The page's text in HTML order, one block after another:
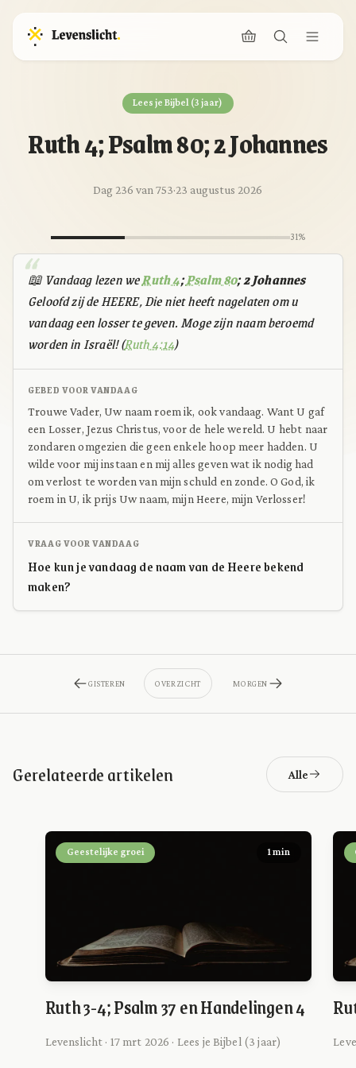
Lees je Bijbel (3 jaar)
Ruth 4; Psalm 80; 2 Johannes
Dag 236 van 753·23 augustus 2026
31%
📖 Vandaag lezen weRuth 4;Psalm 80; 2 Johannes
Geloofd zij de HEERE, Die niet heeft nagelaten om u
vandaag een losser te geven. Moge zijn naam beroemd
worden in Israël! (Ruth 4:14)
GEBED VOOR VANDAAG
Trouwe Vader, Uw naam roem ik, ook vandaag. Want U gaf
een Losser, Jezus Christus, voor de hele wereld. U hebt naar
zondaren omgezien die geen enkele hoop meer hadden. U
wilde voor mij instaan en mij alles geven wat ik nodig had
om verlost te worden van mijn schuld en zonde. O God, ik
roem in U, ik prijs Uw naam, mijn Heere, mijn Verlosser!
VRAAG VOOR VANDAAG
Hoe kun je vandaag de naam van de Heere bekend
maken?
GISTEREN OVERZICHT MORGEN
Gerelateerde artikelen Alle
Geestelijke groei 1 min
Ruth 3-4; Psalm 37 en Handelingen 4
Levenslicht · 17 mrt 2026 · Lees je Bijbel (3 jaar)